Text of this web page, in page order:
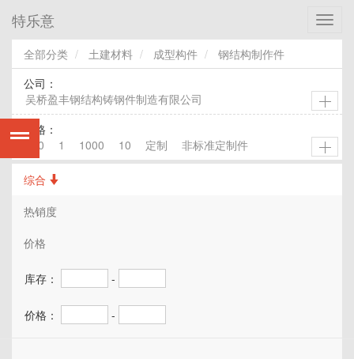
特乐意
全部分类 土建材料 成型构件
钢结构制作件
公司：
吴桥盈丰钢结构铸钢件制造有限公司
规格：
100
1 1000 10 定制 非标准定制件
综合
热销度
价格
库存： -
价格： -